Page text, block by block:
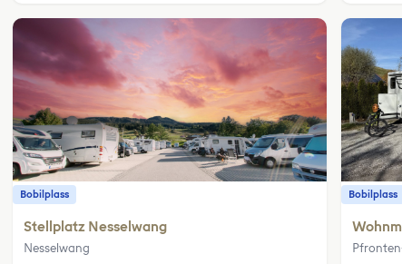
Bobilplass
Stellplatz Nesselwang
Nesselwang
Bobilplass